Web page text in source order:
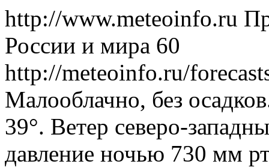
http://www.meteoinfo.ru
России и мира 60
http://meteoinfo.ru/
Малооблачно, без
39°. Ветер северо-
давление ночью 730 мм